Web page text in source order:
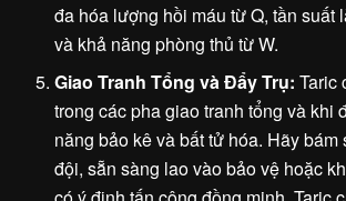
đa hóa lượng hồi máu từ Q, tần suất
và khả năng phòng thủ từ W.
Giao Tranh Tổng và Đẩy Trụ: Taric
trong các pha giao tranh tổng và khi
năng bảo kê và bất tử hóa. Hãy
đội, sẵn sàng lao vào bảo vệ hoặc